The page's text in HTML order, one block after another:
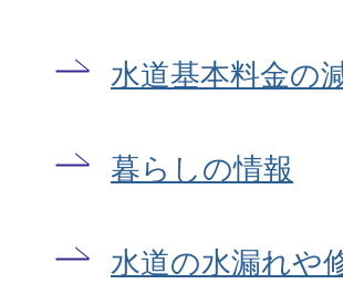
水道基本料金の
暮らしの情報
水道の水漏れや